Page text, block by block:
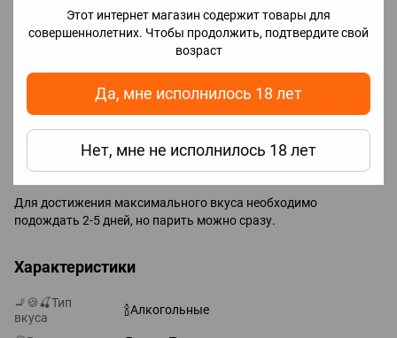
Этот интернет магазин содержит товары для
совершеннолетних. Чтобы продолжить, подтвердите свой
возраст
Да, мне исполнилось 18 лет
Нет, мне не исполнилось 18 лет
2. Наслаждаться вкусом жидкости.
Добавление бустера:
если не добавить никобустер, получим 0 мг, без никотина;
если прибавить половину, получим25 мг(2.5%);
если добавить все, получим50 мг(5%).
Для достижения максимального вкуса необходимо
подождать 2-5 дней, но парить можно сразу.
Характеристики
🚬🍪🍒Тип
вкуса
🍾Алкогольные